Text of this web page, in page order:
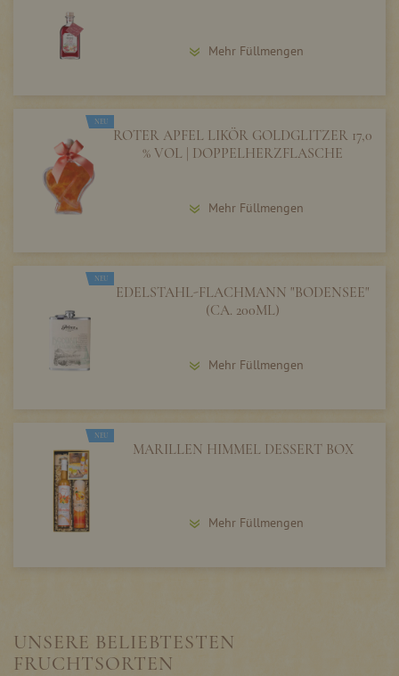
Mehr Füllmengen
NEU
ROTER APFEL LIKÖR GOLDGLITZER 17,0
% VOL | DOPPELHERZFLASCHE
Mehr Füllmengen
NEU
EDELSTAHL-FLACHMANN "BODENSEE"
(CA. 200ML)
Mehr Füllmengen
NEU
MARILLEN HIMMEL DESSERT BOX
Mehr Füllmengen
UNSERE BELIEBTESTEN
FRUCHTSORTEN